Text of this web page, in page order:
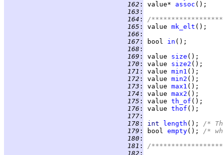
162 : value* assoc
163 :
164 :
/
165 : value mk_elt
166 :
167 : bool in
168 :
169 : value size
170 : value size2
171 : value min1
172 : value min2
173 : value max1
174 : value max2
175 : value th_of
176 : value thof
177 :
178 : int length ();
/*
179 : bool empty();
/*
180 :
181 :
/
182 :